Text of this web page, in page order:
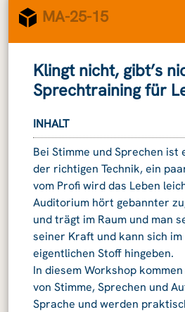
MA-25-15
Klingt nicht, gibt’s
Sprechtraining für
INHALT
Bei Stimme und Sprechen ist
der richtigen Technik, ein
vom Profi wird das Leben
Auditorium hört gebannter
und trägt im Raum und man
seiner Kraft und kann sich im
eigentlichen Stoff hingeben.
In diesem Workshop
von Stimme, Sprechen und
Sprache und werden